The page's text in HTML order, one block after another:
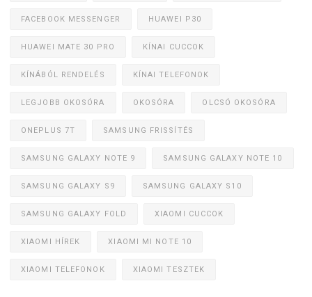
FACEBOOK MESSENGER HUAWEI P30
HUAWEI MATE 30 PRO KÍNAI CUCCOK
KÍNÁBÓL RENDELÉS KÍNAI TELEFONOK
LEGJOBB OKOSÓRA OKOSÓRA OLCSÓ OKOSÓRA
ONEPLUS 7T SAMSUNG FRISSÍTÉS
SAMSUNG GALAXY NOTE 9 SAMSUNG GALAXY NOTE 10
SAMSUNG GALAXY S9 SAMSUNG GALAXY S10
SAMSUNG GALAXY FOLD XIAOMI CUCCOK
XIAOMI HÍREK XIAOMI MI NOTE 10
XIAOMI TELEFONOK XIAOMI TESZTEK